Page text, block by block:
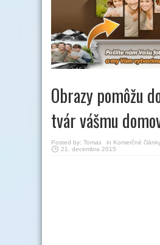
Obrazy pomôžu
tvár vášmu
Posted by: Tomas in Komerčné
21. decembra 2015